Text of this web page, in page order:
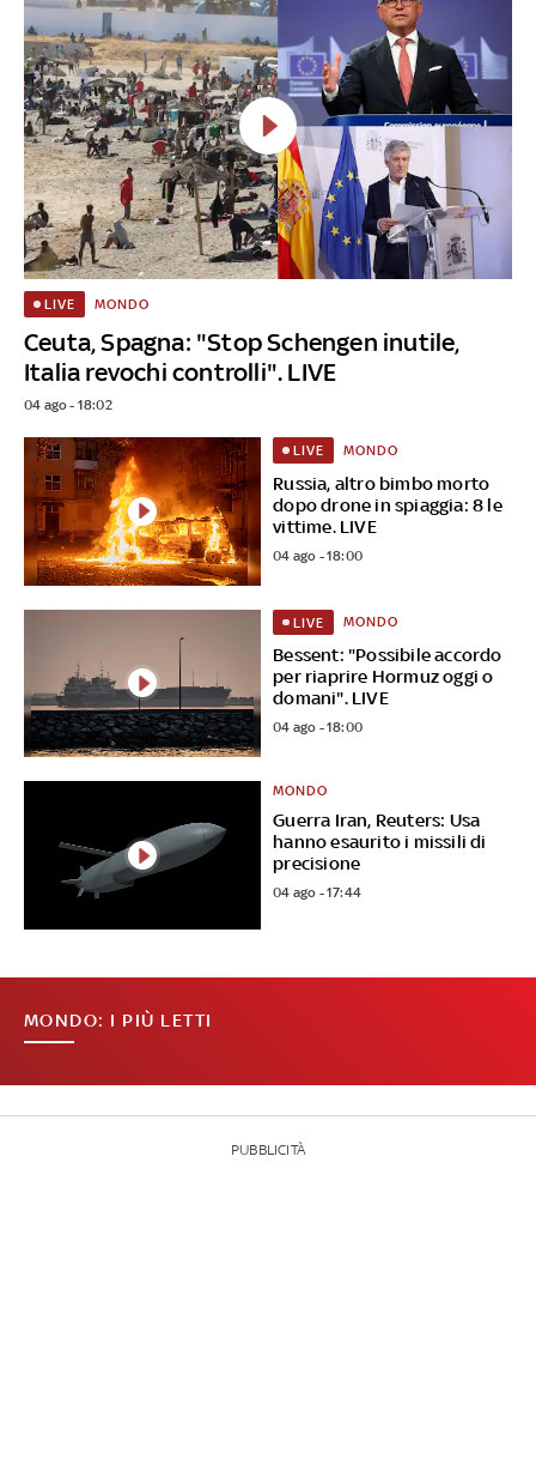
Ceuta, Spagna: "Stop Schengen inutile,
Italia revochi controlli". LIVE
LIVE MONDO
04 ago - 18:02
Russia, altro bimbo morto
dopo drone in spiaggia: 8 le
vittime. LIVE
LIVE MONDO
04 ago - 18:00
Bessent: "Possibile accordo
per riaprire Hormuz oggi o
domani". LIVE
LIVE MONDO
04 ago - 18:00
Guerra Iran, Reuters: Usa
hanno esaurito i missili di
precisione
MONDO
04 ago - 17:44
MONDO: I PIÙ LETTI
PUBBLICITÀ